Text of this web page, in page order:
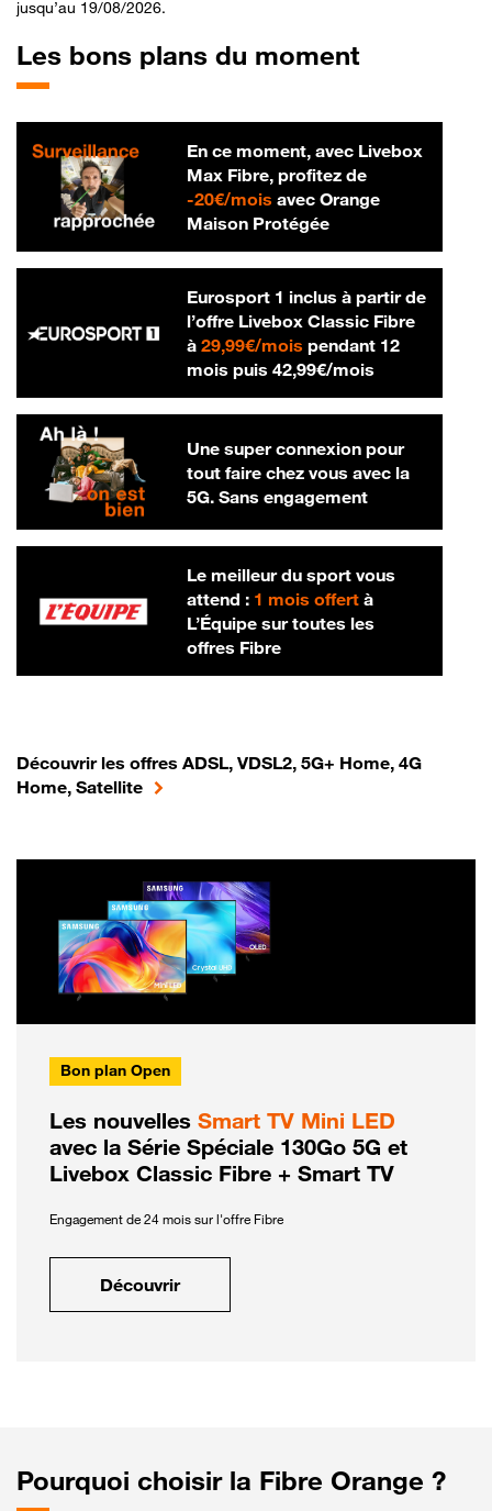
jusqu’au 19/08/2026.
Les bons plans du moment
En ce moment, avec Livebox
Max Fibre, profitez de
-20€/mois20 € par mois
avec Orange
Maison Protégée
Eurosport 1 inclus à partir de
l’offre Livebox Classic Fibre
à 29,99€/mois29,99 € par mois
pendant 12
mois puis 42,99€/mois42,99 € par
Une super connexion pour
tout faire chez vous avec la
5G. Sans engagement
Le meilleur du sport vous
attend : 1 mois offertà
L’Équipe sur toutes les
offres Fibre
Découvrir les offres ADSL, VDSL2, 5G+ Home, 4G
Home, Satellite
Bon plan Open
Les nouvelles Smart TV Mini LED
avec la Série Spéciale 130Go 5G et
Livebox Classic Fibre + Smart TV
Engagement de 24 mois sur l'offre Fibre
Découvrir
Pourquoi choisir la Fibre Orange ?